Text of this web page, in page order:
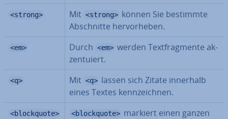
<strong> Mit <strong> können Sie bestimmte
Ab­schnit­te her­vor­he­ben.
<em> Durch <em> werden Text­frag­men­te ak­
zen­tu­iert.
<q> Mit <q> lassen sich Zitate innerhalb
eines Textes kenn­zeich­nen.
<blockquote> <blockquote> markiert einen ganzen